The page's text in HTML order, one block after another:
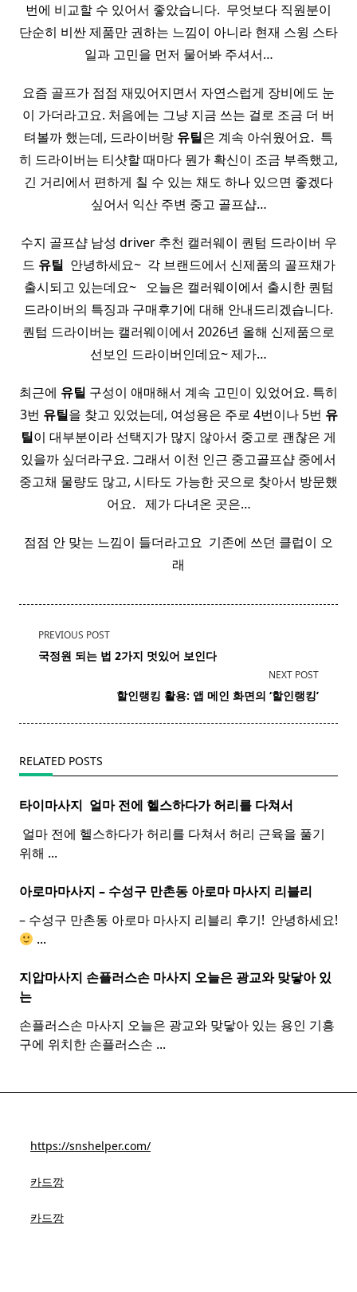
번에 비교할 수 있어서 좋았습니다. ​ 무엇보다 직원분이
단순히 비싼 제품만 권하는 느낌이 아니라 현재 스윙 스타
일과 고민을 먼저 물어봐 주셔서…
요즘 골프가 점점 재밌어지면서 자연스럽게 장비에도 눈
이 가더라고요. 처음에는 그냥 지금 쓰는 걸로 조금 더 버
텨볼까 했는데, 드라이버랑 유틸은 계속 아쉬웠어요. ​ 특
히 드라이버는 티샷할 때마다 뭔가 확신이 조금 부족했고,
긴 거리에서 편하게 칠 수 있는 채도 하나 있으면 좋겠다
싶어서 익산 주변 중고 골프샵…
수지 골프샵 남성 driver 추천 캘러웨이 퀀텀 드라이버 우
드 유틸 ​ 안녕하세요~ ​ 각 브랜드에서 신제품의 골프채가
출시되고 있는데요~ ​ ​ 오늘은 캘러웨이에서 출시한 퀀텀
드라이버의 특징과 구매후기에 대해 안내드리겠습니다.
퀀텀 드라이버는 캘러웨이에서 2026년 올해 신제품으로
선보인 드라이버인데요~ 제가…
최근에 유틸 구성이 애매해서 계속 고민이 있었어요. 특히
3번 유틸을 찾고 있었는데, 여성용은 주로 4번이나 5번 유
틸이 대부분이라 선택지가 많지 않아서 중고로 괜찮은 게
있을까 싶더라구요. 그래서 이천 인근 중고골프샵 중에서
중고채 물량도 많고, 시타도 가능한 곳으로 찾아서 방문했
어요. ​ ​ 제가 다녀온 곳은…
점점 안 맞는 느낌이 들더라고요 ​ 기존에 쓰던 클럽이 오
래
<span
class="nav-
text">Page</span>
PREVIOUS POST
국정원 되는 법 2가지 멋있어 보인다
NEXT POST
할인랭킹 활용: 앱 메인 화면의 ‘할인랭킹’
RELATED POSTS
타이마사지 ​ 얼마 전에 헬스하다가 허리를 다쳐서
​ 얼마 전에 헬스하다가 허리를 다쳐서 허리 근육을 풀기
위해 ...
아로마마사지 – 수성구 만촌동 아로마 마사지 리블리
– 수성구 만촌동 아로마 마사지 리블리 후기! ​ 안녕하세요!
...
지압마사지 손플러스손 마사지 오늘은 광교와 맞닿아 있
는
손플러스손 마사지 오늘은 광교와 맞닿아 있는 용인 기흥
구에 위치한 손플러스손 ...
https://snshelper.com/
카드깡
카드깡